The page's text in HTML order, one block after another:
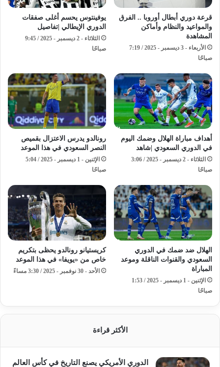
قرعة دوري أبطال أوروبا .. الفرق
والمواعيد والنظام وأماكن
المشاهدة
الأربعاء - 3 ديسمبر - 2025 / 7:19
صباحًا
يوفينتوس يحسم أغلى صفقات
الدوري الإيطالي |تفاصيل
الثلاثاء - 2 ديسمبر - 2025 / 9:45
صباحًا
أهداف مباراة الهلال وضمك اليوم
في الدوري السعودي |شاهد
الثلاثاء - 2 ديسمبر - 2025 / 3:06
صباحًا
رونالدو يدرس الاعتزال بقميص
النصر السعودي في هذا الموعد
الإثنين - 1 ديسمبر - 2025 / 5:04
صباحًا
الهلال ضد ضمك في الدوري
السعودي والقنوات الناقلة وموعد
المباراة
الإثنين - 1 ديسمبر - 2025 / 1:53
صباحًا
كريستيانو رونالدو يحظى بتكريم
خاص من «يويفا» في هذا الموعد
الأحد - 30 نوفمبر - 2025 / 3:30 مساءً
الأكثر قراءة
الدوري الأمريكي يصنع التاريخ في كأس العالم